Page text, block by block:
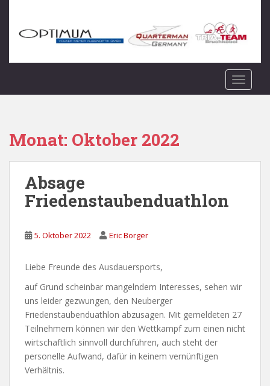
Monat: Oktober 2022
Absage
Friedenstaubenduathlon
5. Oktober 2022 Eric Borger
Liebe Freunde des Ausdauersports,
auf Grund scheinbar mangelndem Interesses, sehen wir
uns leider gezwungen, den Neuberger
Friedenstaubenduathlon abzusagen. Mit gemeldeten 27
Teilnehmern können wir den Wettkampf zum einen nicht
wirtschaftlich sinnvoll durchführen, auch steht der
personelle Aufwand, dafür in keinem vernünftigen
Verhältnis.